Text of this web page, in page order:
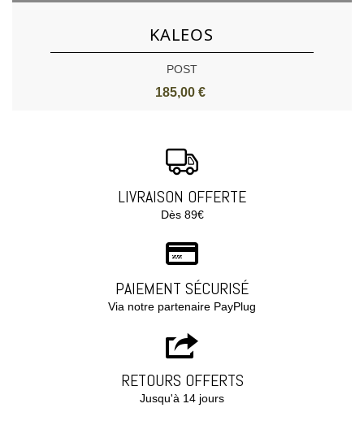
KALEOS
POST
185,00 €
LIVRAISON OFFERTE
Dès 89€
PAIEMENT SÉCURISÉ
Via notre partenaire PayPlug
RETOURS OFFERTS
Jusqu'à 14 jours